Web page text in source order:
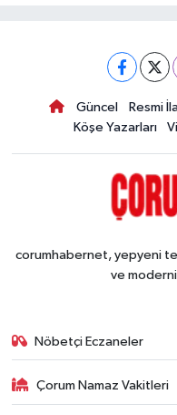
Güncel Resmi
Köşe Yazarları
corumhabernet, yepyeni
ve
Nöbetçi Eczaneler
Çorum Namaz Vakitleri